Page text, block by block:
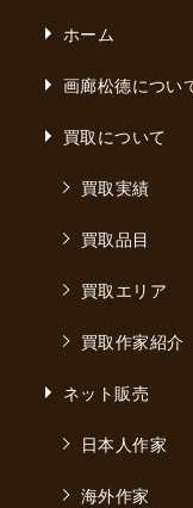
ホーム
画廊松德につい
買取について
買取実績
買取品目
買取エリア
買取作家紹介
ネット販売
日本人作家
海外作家